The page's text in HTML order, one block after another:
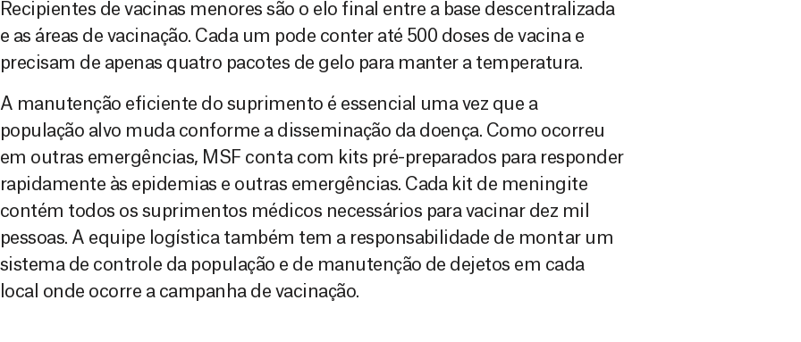
Recipientes de vacinas menores são o elo final entre a base descentralizada
e as áreas de vacinação. Cada um pode conter até 500 doses de vacina e
precisam de apenas quatro pacotes de gelo para manter a temperatura.
A manutenção eficiente do suprimento é essencial uma vez que a
população alvo muda conforme a disseminação da doença. Como ocorreu
em outras emergências, MSF conta com kits pré-preparados para responder
rapidamente às epidemias e outras emergências. Cada kit de meningite
contém todos os suprimentos médicos necessários para vacinar dez mil
pessoas. A equipe logística também tem a responsabilidade de montar um
sistema de controle da população e de manutenção de dejetos em cada
local onde ocorre a campanha de vacinação.